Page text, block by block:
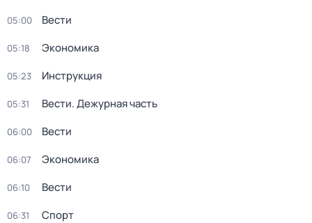
05:00 Вести
05:18 Экономика
05:23 Инструкция
05:31 Вести. Дежурная часть
06:00 Вести
06:07 Экономика
06:10 Вести
06:31 Спорт